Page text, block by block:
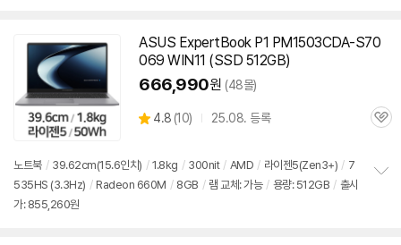
ASUS ExpertBook P1 PM1503CDA-S70
069 WIN11 (SSD 512GB)
666,990원 (48몰)
별
4.8 (상
뷰
10) 25.08. 등록
관
노트북 / 39.62cm(15.6인치) / 1.8kg / 300nit / AMD / 라이젠5(Zen3+) / 7
535HS (3.3Hz) / Radeon 660M / 8GB / 램 교체: 가능 / 용량: 512GB / 출시
가: 855,260원